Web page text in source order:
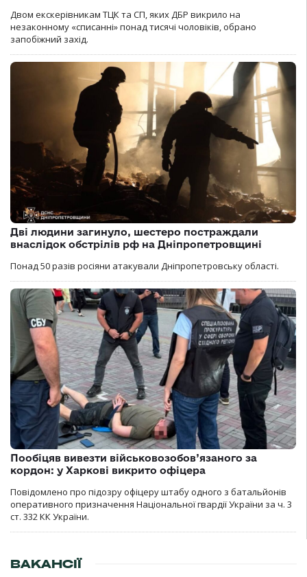
Двом екскерівникам ТЦК та СП, яких ДБР викрило на
незаконному «списанні» понад тисячі чоловіків, обрано
запобіжний захід.
Дві людини загинуло, шестеро постраждали
внаслідок обстрілів рф на Дніпропетровщині
Понад 50 разів росіяни атакували Дніпропетровську області.
Пообіцяв вивезти військовозобов’язаного за
кордон: у Харкові викрито офіцера
Повідомлено про підозру офіцеру штабу одного з батальйонів
оперативного призначення Національної гвардії України за ч. 3
ст. 332 КК України.
ВАКАНСІЇ